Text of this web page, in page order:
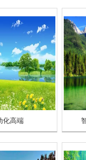
化高端